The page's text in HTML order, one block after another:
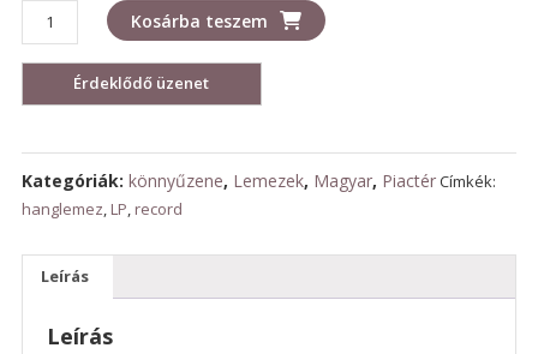
István
a
király
Kosárba teszem
Kategóriák: könnyűzene, Lemezek, Magyar, PiactérCímkék:
hanglemez, LP, record
Leírás
Leírás